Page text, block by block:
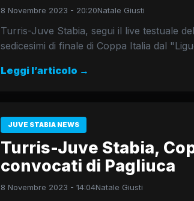
8 Novembre 2023 - 20:20Natale Giusti
Turris-Juve Stabia, segui il live testuale
sedicesimi di finale di Coppa Italia dal
Leggi l’articolo →
JUVE STABIA NEWS
Turris-Juve Stabia,
convocati di Pagliuca
8 Novembre 2023 - 14:04Natale Giusti